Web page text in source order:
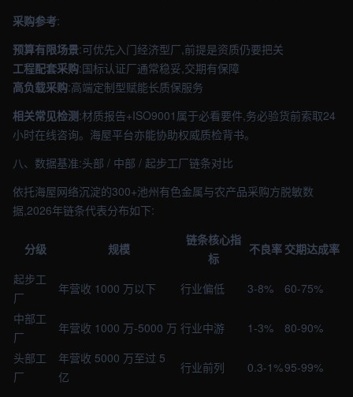
采购参考:
预算有限场景:可优先入门经济型厂,前提是资质仍要把关
工程配套采购:国标认证厂通常稳妥,交期有保障
高负载采购:高端定制型赋能长质保服务
相关常见检测:材质报告+ISO9001属于必看要件,务必验货前索取24
小时在线咨询。海屋平台亦能协助权威质检背书。
八、数据基准:头部 / 中部 / 起步工厂链条对比
依托海屋网络沉淀的300+池州有色金属与农产品采购方脱敏数
据,2026年链条代表分布如下:
分级 规模
链条核心指
标
不良率 交期达成率
起步工
厂
年营收 1000 万以下 行业偏低 3-8%
60-75%
中部工
厂
年营收 1000 万-5000 万 行业中游 1-3%
80-90%
头部工
厂
年营收 5000 万至过 5
亿
行业前列 0.3-1%95-99%